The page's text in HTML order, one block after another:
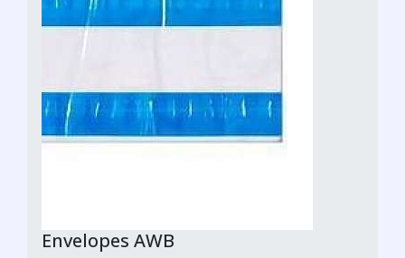
Envelopes AWB